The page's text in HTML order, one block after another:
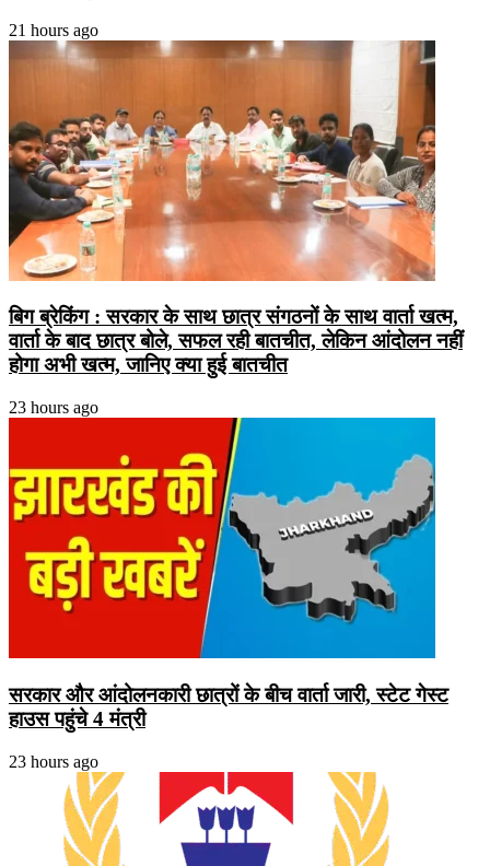
21 hours ago
बिग ब्रेकिंग : सरकार के साथ छात्र संगठनों के साथ वार्ता खत्म,
वार्ता के बाद छात्र बोले, सफल रही बातचीत, लेकिन आंदोलन नहीं
होगा अभी खत्म, जानिए क्या हुई बातचीत
23 hours ago
सरकार और आंदोलनकारी छात्रों के बीच वार्ता जारी, स्टेट गेस्ट
हाउस पहुंचे 4 मंत्री
23 hours ago